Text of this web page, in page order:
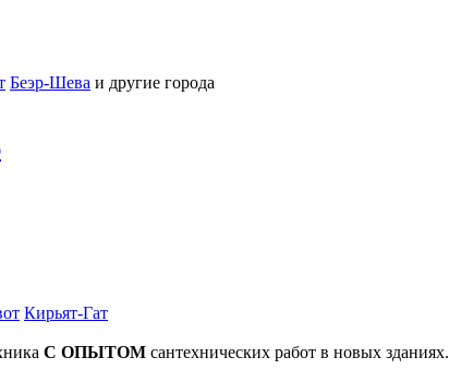
Беэр-Шева и другие города
Кирьят-Гат
С ОПЫТОМ сантехнических работ в новых зданиях.